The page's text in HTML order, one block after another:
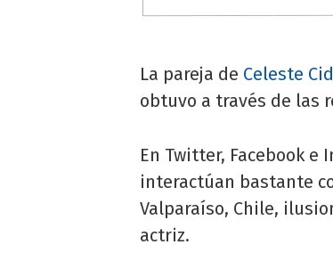
La pareja de Celeste Cid
obtuvo a través de las
En Twitter, Facebook
interactúan bastante
Valparaíso, Chile,
actriz.